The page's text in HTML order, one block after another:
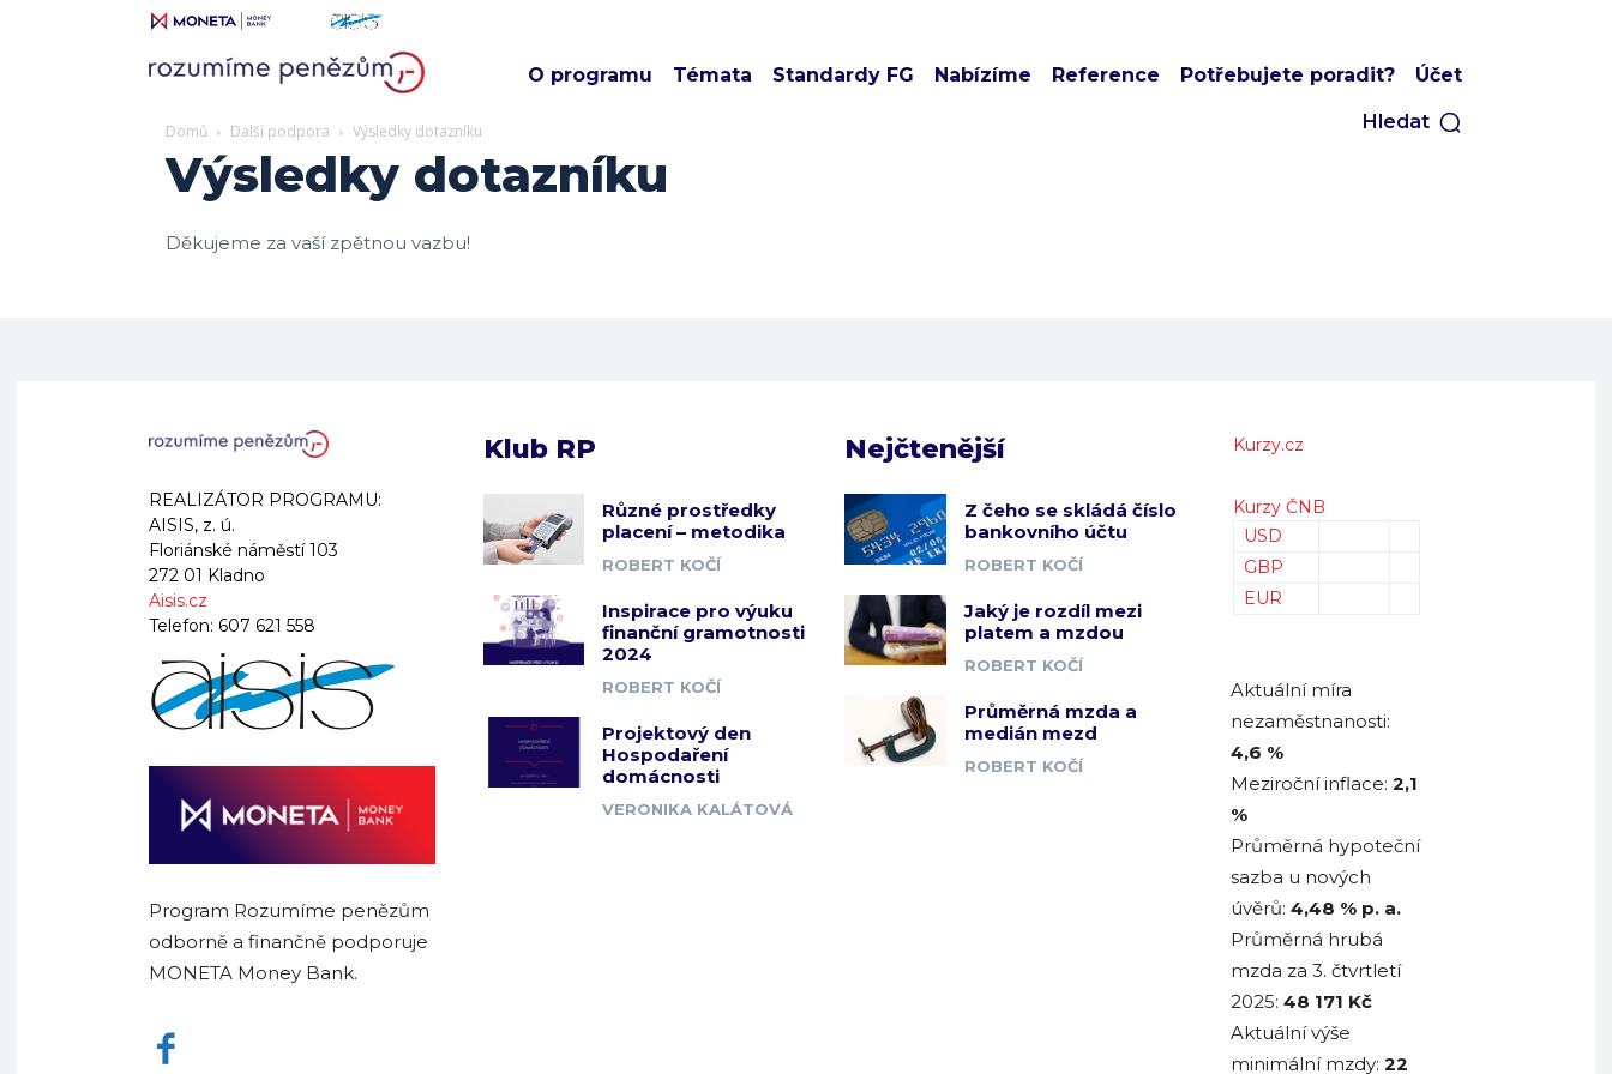
O programu Témata Standardy FG Nabízíme Reference Potřebujete poradit? Účet
Hledat
Domů Další podpora Výsledky dotazníku
Výsledky dotazníku
Děkujeme za vaší zpětnou vazbu!
REALIZÁTOR PROGRAMU:
AISIS, z. ú.
Floriánské náměstí 103
272 01 Kladno
Aisis.cz
Telefon: 607 621 558
Program Rozumíme penězům
odborně a finančně podporuje
MONETA Money Bank.
Klub RP
Různé prostředky
placení – metodika
ROBERT KOČÍ
Inspirace pro výuku
finanční gramotnosti
2024
ROBERT KOČÍ
Projektový den
Hospodaření
domácnosti
VERONIKA KALÁTOVÁ
Nejčtenější
Z čeho se skládá číslo
bankovního účtu
ROBERT KOČÍ
Jaký je rozdíl mezi
platem a mzdou
ROBERT KOČÍ
Průměrná mzda a
medián mezd
ROBERT KOČÍ
Kurzy.cz
Kurzy ČNB
USD
GBP
EUR
Aktuální míra
nezaměstnanosti:
4,6 %
Meziroční inflace: 2,1
%
Průměrná hypoteční
sazba u nových
úvěrů: 4,48 % p. a.
Průměrná hrubá
mzda za 3. čtvrtletí
2025: 48 171 Kč
Aktuální výše
minimální mzdy: 22